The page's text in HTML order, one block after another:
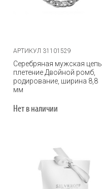
АРТИКУЛ 31101529
Серебряная мужская цепь,
плетение Двойной ромб,
родирование, ширина 8,8
мм
Нет в наличии